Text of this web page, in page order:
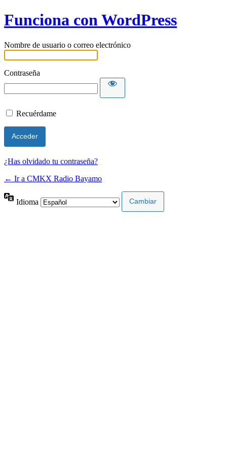
Funciona con WordPress
Nombre de usuario o correo electrónico
Contraseña
Recuérdame
¿Has olvidado tu contraseña?
← Ir a CMKX Radio Bayamo
Idioma